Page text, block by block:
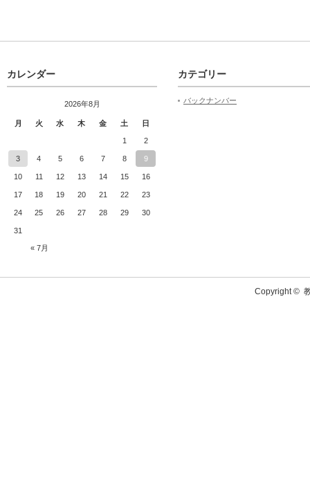
カレンダー
2026年8月
月 火 水 木 金 土 日
« 7月
1 2
3 4 5 6 7 8 9
10 11 12 13 14 15 16
17 18 19 20 21 22 23
24 25 26 27 28 29 30
31
カテゴリー
バックナンバー
Copyright ©